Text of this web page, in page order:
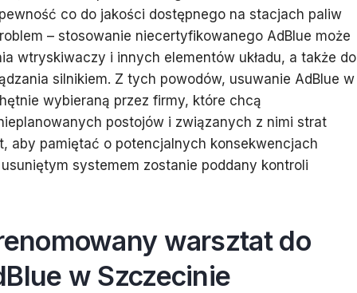
co do jakości dostępnego na stacjach paliw
– stosowanie niecertyfikowanego AdBlue może
wtryskiwaczy i innych elementów układu, a także do
silnikiem. Z tych powodów, usuwanie AdBlue w
wybieraną przez firmy, które chcą
postojów i związanych z nimi strat
aby pamiętać o potencjalnych konsekwencjach
systemem zostanie poddany kontroli
warsztat do
w Szczecinie